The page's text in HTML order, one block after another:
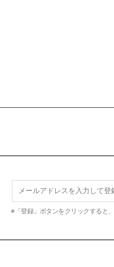
※「登録」ボタンをクリックすると、